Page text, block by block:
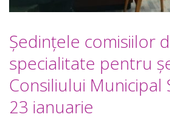
Ședințele comisiilor
specialitate pentru
Consiliului Municipal
23 ianuarie